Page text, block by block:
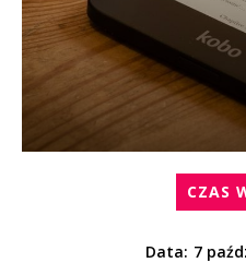
CZAS
Data: 7